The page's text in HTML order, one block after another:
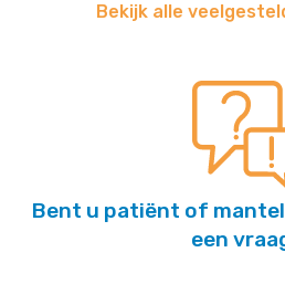
Bekijk alle
Bent u patiënt of
een